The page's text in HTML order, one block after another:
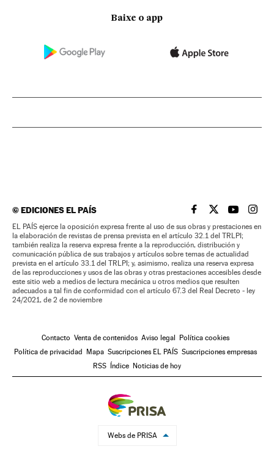
Baixe o app
©EDICIONES EL PAÍS EL PAÍS BRASIL EN
EL PAÍSEL PAÍS
EL
EL PAÍS ejerce la oposición expresa frente al uso de sus obras y prestaciones en
la elaboración de revistas de prensa prevista en el artículo 32.1 del TRLPI;
también realiza la reserva expresa frente a la reproducción, distribución y
comunicación pública de sus trabajos y artículos sobre temas de actualidad
prevista en el artículo 33.1 del TRLPI; y, asimismo, realiza una reserva expresa
de las reproducciones y usos de las obras y otras prestaciones accesibles desde
este sitio web a medios de lectura mecánica u otros medios que resulten
adecuados a tal fin de conformidad con el artículo 67.3 del Real Decreto - ley
24/2021, de 2 de noviembre
Contacto Venta de contenidos Aviso legal Política cookies
Política de privacidad Mapa Suscripciones EL PAÍS Suscripciones empresas
RSS Índice Noticias de hoy
Webs de PRISA